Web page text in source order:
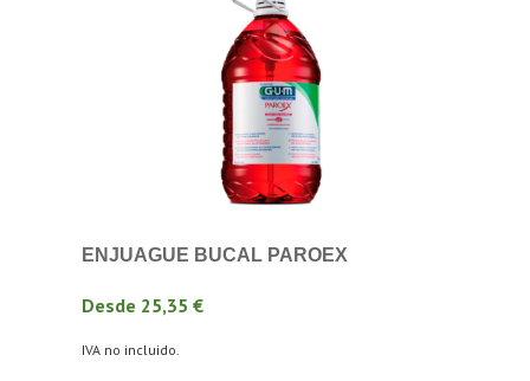
ENJUAGUE BUCAL PAROEX
Desde 25,35 €
IVA no incluido.